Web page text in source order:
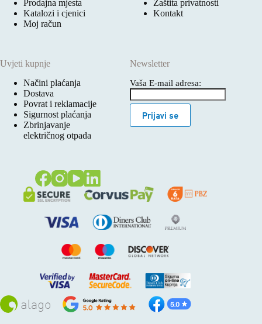
Prodajna mjesta
Katalozi i cjenici
Moj račun
Zaštita privatnosti
Kontakt
Uvjeti kupnje
Načini plaćanja
Dostava
Povrat i reklamacije
Sigurnost plaćanja
Zbrinjavanje
električnog otpada
Newsletter
Vaša E-mail adresa:
Prijavi se